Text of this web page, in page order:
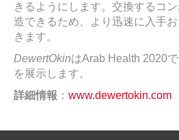
きるようにします。交換するコ
造できるため、より迅速に入手
きます。
DewertOkinはArab Health 2020
を展示します。
詳細情報 ： www.dewertokin.com